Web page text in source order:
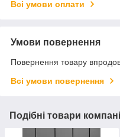
Всі умови оплати
Умови повернення
Повернення товару
Всі умови повернення
Подібні товари